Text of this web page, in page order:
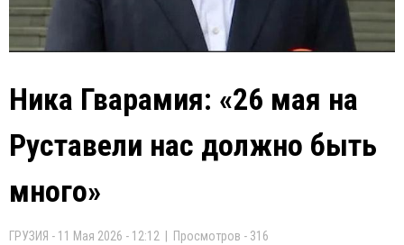
Ника Гварамия: «26 мая на
Руставели нас должно быть
много»
ГРУЗИЯ - 11 Мая 2026 - 12:12 | Просмотров - 316